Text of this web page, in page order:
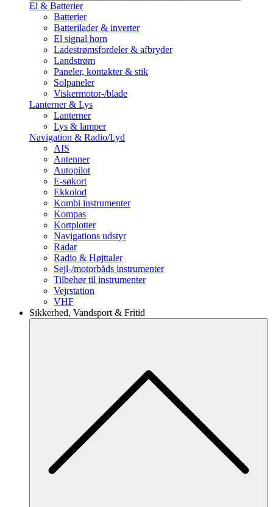
El & Batterier
Batterier
Batterilader & inverter
El signal horn
Ladestrømsfordeler & afbryder
Landstrøm
Paneler, kontakter & stik
Solpaneler
Viskermotor-/blade
Lanterner & Lys
Lanterner
Lys & lamper
Navigation & Radio/Lyd
AIS
Antenner
Autopilot
E-søkort
Ekkolod
Kombi instrumenter
Kompas
Kortplotter
Navigations udstyr
Radar
Radio & Højttaler
Sejl-/motorbåds instrumenter
Tilbehør til instrumenter
Vejrstation
VHF
Sikkerhed, Vandsport & Fritid